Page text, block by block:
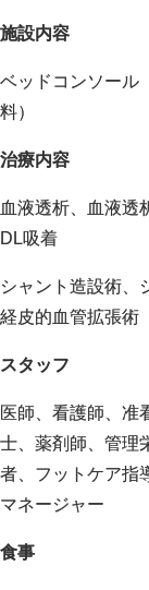
施設内容
ベッドコンソー
料）
治療内容
血液透析、血液透
DL吸着
シャント造設術、
経皮的血管拡張術
スタッフ
医師、看護師、准
士、薬剤師、管理
者、フットケア指
マネージャー
食事